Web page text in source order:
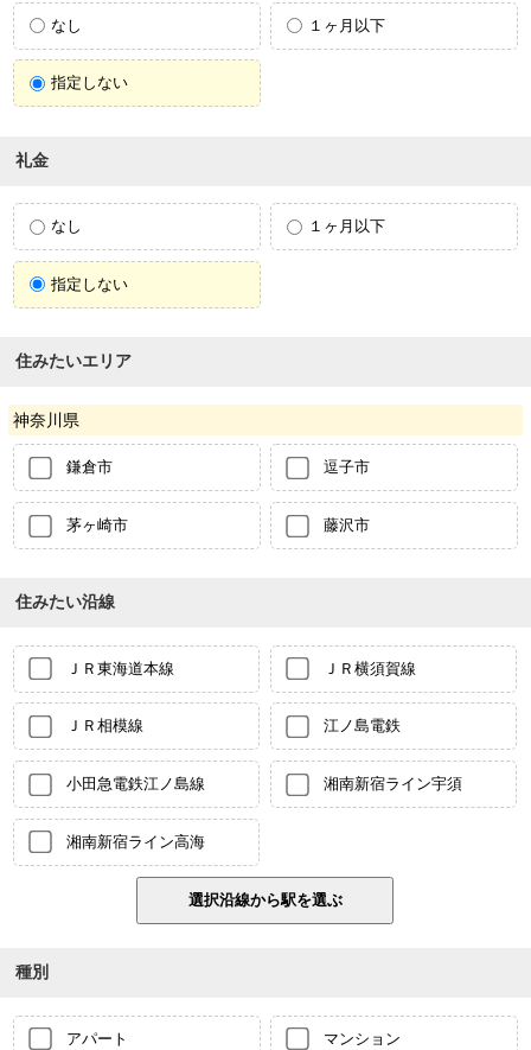
なし １ヶ月以下
指定しない
礼金
なし １ヶ月以下
指定しない
住みたいエリア
神奈川県
鎌倉市 逗子市
茅ヶ崎市 藤沢市
住みたい沿線
ＪＲ東海道本線 ＪＲ横須賀線
ＪＲ相模線 江ノ島電鉄
小田急電鉄江ノ島線 湘南新宿ライン宇須
湘南新宿ライン高海
種別
アパート マンション